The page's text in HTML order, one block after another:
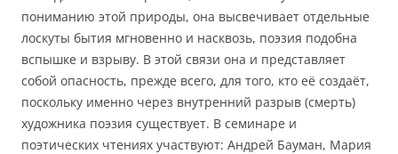
пониманию этой природы, она высвечивает отдельные
лоскуты бытия мгновенно и насквозь, поэзия подобна
вспышке и взрыву. В этой связи она и представляет
собой опасность, прежде всего, для того, кто её создаёт,
поскольку именно через внутренний разрыв (смерть)
художника поэзия существует. В семинаре и
поэтических чтениях участвуют: Андрей Бауман, Мария